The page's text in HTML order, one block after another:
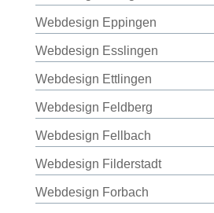
Webdesign Eppingen
Webdesign Esslingen
Webdesign Ettlingen
Webdesign Feldberg
Webdesign Fellbach
Webdesign Filderstadt
Webdesign Forbach